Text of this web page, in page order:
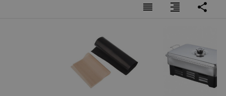
reorder format_align_right share